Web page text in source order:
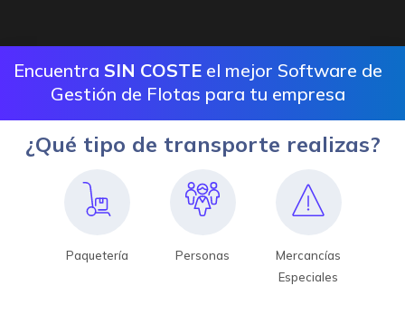
Encuentra SIN COSTE el mejor Software de
Gestión de Flotas para tu empresa
¿Qué tipo de transporte realizas?
Paquetería Personas
Mercancías
Especiales